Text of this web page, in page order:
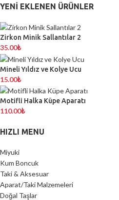
YENI EKLENEN ÜRÜNLER
Zirkon Minik Sallantılar 2
35.00₺
Mineli Yıldız ve Kolye Ucu
15.00₺
Motifli Halka Küpe Aparatı
110.00₺
HIZLI MENU
Miyuki
Kum Boncuk
Taki & Aksesuar
Aparat/Taki Malzemeleri
Doğal Taşlar